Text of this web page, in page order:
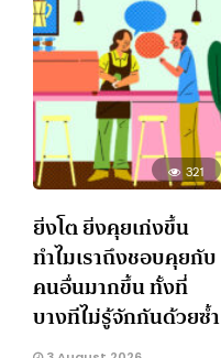
321
ยิ่งโต ยิ่งคุยเก่งขึ้น
ทำไมเราถึงชอบคุยกับ
คนอื่นมากขึ้น ทั้งที่
บางทีไม่รู้จักกันด้วยซ้ำ